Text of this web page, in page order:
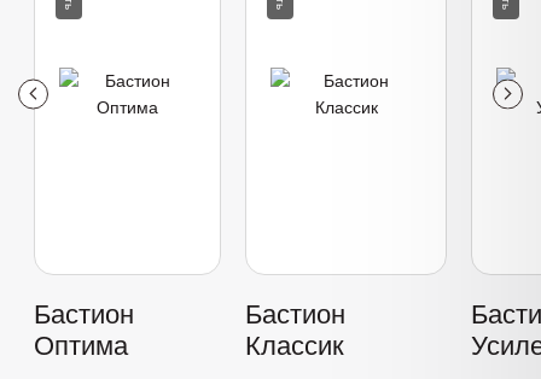
Бастион
Оптима
Бастион
Классик